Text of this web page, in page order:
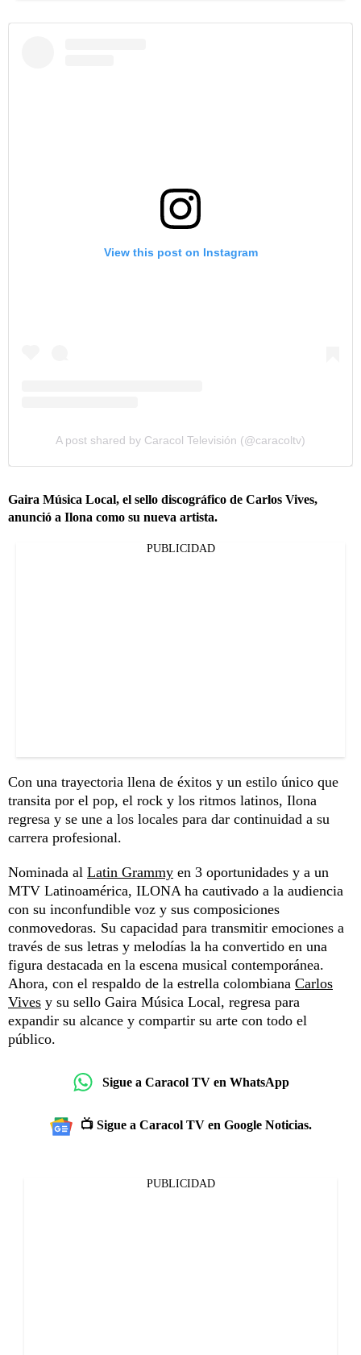
View this post on Instagram
A post shared by Caracol Televisión (@caracoltv)
Gaira Música Local, el sello discográfico de Carlos Vives,
anunció a Ilona como su nueva artista.
PUBLICIDAD
Con una trayectoria llena de éxitos y un estilo único que
transita por el pop, el rock y los ritmos latinos, Ilona
regresa y se une a los locales para dar continuidad a su
carrera profesional.
Nominada al Latin Grammy en 3 oportunidades y a un
MTV Latinoamérica, ILONA ha cautivado a la audiencia
con su inconfundible voz y sus composiciones
conmovedoras. Su capacidad para transmitir emociones a
través de sus letras y melodías la ha convertido en una
figura destacada en la escena musical contemporánea.
Ahora, con el respaldo de la estrella colombiana Carlos
Vives y su sello Gaira Música Local, regresa para
expandir su alcance y compartir su arte con todo el
público.
Sigue a Caracol TV en WhatsApp
📺 Sigue a Caracol TV en Google Noticias.
PUBLICIDAD